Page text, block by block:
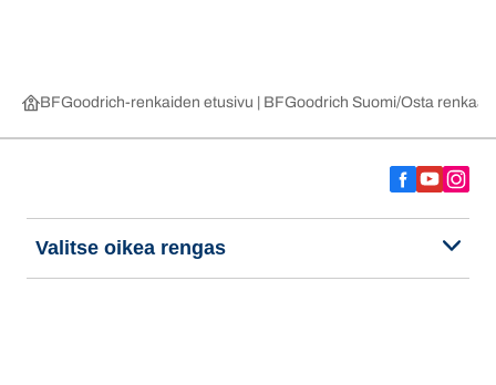
BFGoodrich-renkaiden etusivu | BFGoodrich Suomi Osta renkaat
Valitse oikea rengas